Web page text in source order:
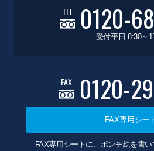
TEL 0120-
受付平日 8:30～
FAX 0120-
FAX専用シー
FAX専用シートに、ポンチ絵を書い